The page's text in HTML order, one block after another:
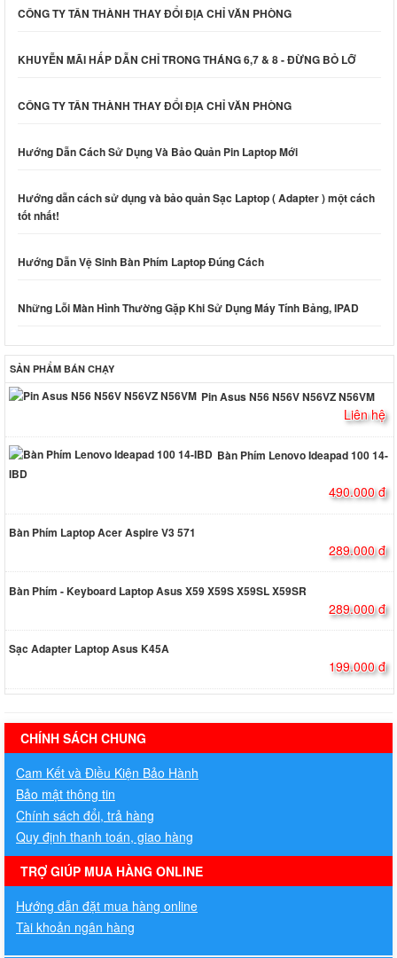
CÔNG TY TÂN THÀNH THAY ĐỔI ĐỊA CHỈ VĂN PHÒNG
KHUYỄN MÃI HẤP DẪN CHỈ TRONG THÁNG 6,7 & 8 - ĐỪNG BỎ LỠ
CÔNG TY TÂN THÀNH THAY ĐỔI ĐỊA CHỈ VĂN PHÒNG
Hướng Dẫn Cách Sử Dụng Và Bảo Quản Pin Laptop Mới
Hướng dẫn cách sử dụng và bảo quản Sạc Laptop ( Adapter ) một cách
tốt nhất!
Hướng Dẫn Vệ Sinh Bàn Phím Laptop Đúng Cách
Những Lỗi Màn Hình Thường Gặp Khi Sử Dụng Máy Tính Bảng, IPAD
SẢN PHẨM BÁN CHẠY
Pin Asus N56 N56V N56VZ N56VM
Liên hệ
Bàn Phím Lenovo Ideapad 100 14-
IBD
490.000 đ
Bàn Phím Laptop Acer Aspire V3 571
289.000 đ
Bàn Phím - Keyboard Laptop Asus X59 X59S X59SL X59SR
289.000 đ
Sạc Adapter Laptop Asus K45A
199.000 đ
hermes handbags outlet online
CHÍNH SÁCH CHUNG
Cam Kết và Điều Kiện Bảo Hành
Bảo mật thông tin
Chính sách đổi, trả hàng
Quy định thanh toán, giao hàng
TRỢ GIÚP MUA HÀNG ONLINE
Hướng dẫn đặt mua hàng online
Tài khoản ngân hàng